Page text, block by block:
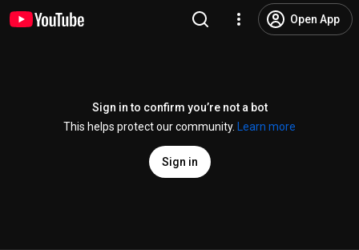
Open App
Sign in to confirm you’re not a bot
This helps protect our community.
Learn more
Sign in